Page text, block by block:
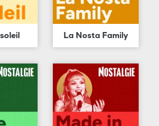
La Nosta Family